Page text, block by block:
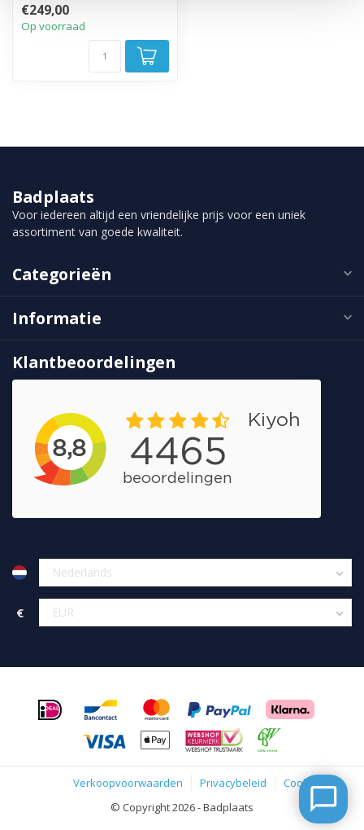
€249,00
Op voorraad
Badplaats
Voor iedereen altijd een vriendelijke prijs voor een uniek
assortiment van goede kwaliteit.
Categorieën
Informatie
Klantbeoordelingen
€
Verkoopvoorwaarden Privacybeleid
Cookies
© Copyright 2026 - Badplaats